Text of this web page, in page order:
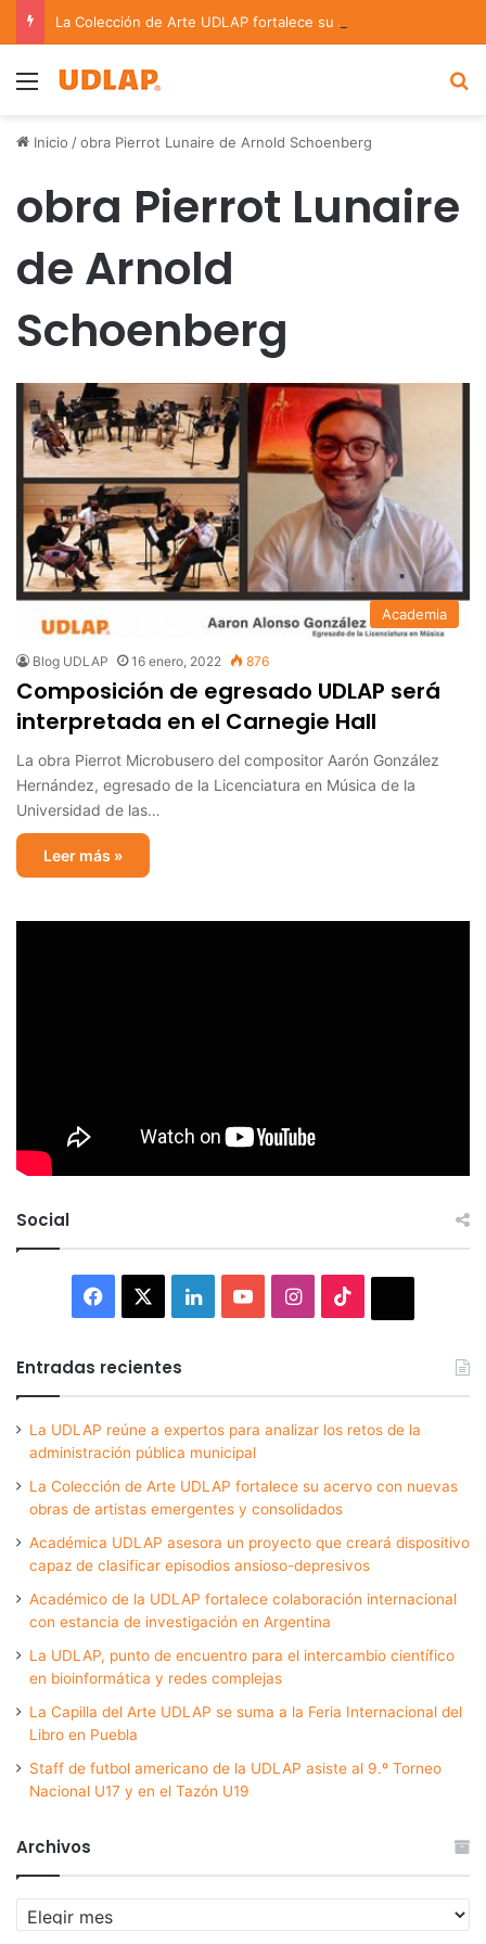
Menu
Inicio /obra Pierrot Lunaire de Arnold Schoenberg
obra Pierrot Lunaire
de Arnold
Schoenberg
Academia
Blog UDLAP 16 enero, 2022 876
Composición de egresado UDLAP será
interpretada en el Carnegie Hall
La obra Pierrot Microbusero del compositor Aarón González
Hernández, egresado de la Licenciatura en Música de la
Universidad de las…
Leer más »
Social
Facebook LinkedInYouTubeInstagram
Entradas recientes
La UDLAP reúne a expertos para analizar los retos de la
administración pública municipal
La Colección de Arte UDLAP fortalece su acervo con nuevas
obras de artistas emergentes y consolidados
Académica UDLAP asesora un proyecto que creará dispositivo
capaz de clasificar episodios ansioso-depresivos
Académico de la UDLAP fortalece colaboración internacional
con estancia de investigación en Argentina
La UDLAP, punto de encuentro para el intercambio científico
en bioinformática y redes complejas
La Capilla del Arte UDLAP se suma a la Feria Internacional del
Libro en Puebla
Staff de futbol americano de la UDLAP asiste al 9.º Torneo
Nacional U17 y en el Tazón U19
Archivos
Archivos